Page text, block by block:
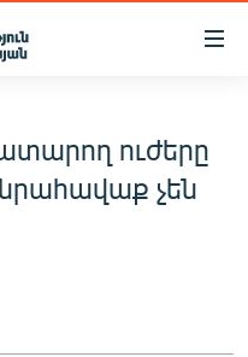
ուժերը
չեն